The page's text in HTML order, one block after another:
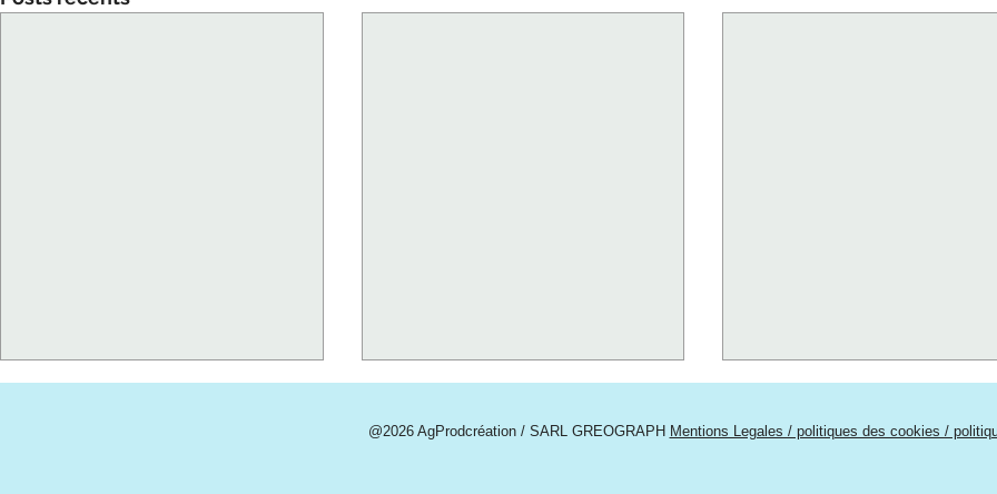
@2026 AgProdcréation / SARL GREOGRAPH Mentions Legales / politiques des cookies /